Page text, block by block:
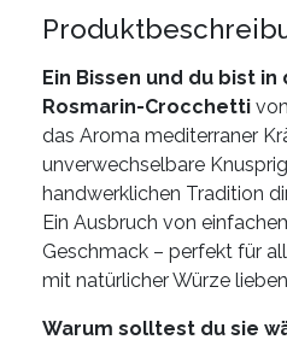
Ein Bissen und du bist in
Rosmarin-Crocchetti
das Aroma mediterraner
unverwechselbare
handwerklichen Tradition
Ein Ausbruch von
Geschmack – perfekt für
mit natürlicher Würze
Warum solltest du sie